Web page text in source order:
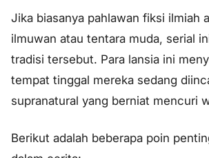
Jika biasanya pahlawan fiksi ilmiah
ilmuwan atau tentara muda, serial
tradisi tersebut. Para lansia ini
tempat tinggal mereka sedang
supranatural yang berniat mencuri
Berikut adalah beberapa poin